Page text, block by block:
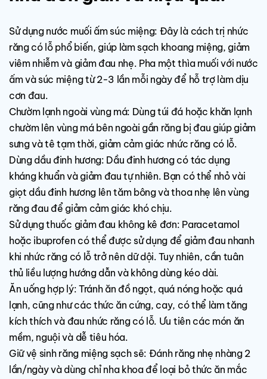
Sử dụng nước muối ấm súc miệng: Đây là cách trị nhức
răng có lỗ phổ biến, giúp làm sạch khoang miệng, giảm
viêm nhiễm và giảm đau nhẹ. Pha một thìa muối với nước
ấm và súc miệng từ 2-3 lần mỗi ngày để hỗ trợ làm dịu
cơn đau.
Chườm lạnh ngoài vùng má: Dùng túi đá hoặc khăn lạnh
chườm lên vùng má bên ngoài gần răng bị đau giúp giảm
sưng và tê tạm thời, giảm cảm giác nhức răng có lỗ.
Dùng dầu đinh hương: Dầu đinh hương có tác dụng
kháng khuẩn và giảm đau tự nhiên. Bạn có thể nhỏ vài
giọt dầu đinh hương lên tăm bông và thoa nhẹ lên vùng
răng đau để giảm cảm giác khó chịu.
Sử dụng thuốc giảm đau không kê đơn: Paracetamol
hoặc ibuprofen có thể được sử dụng để giảm đau nhanh
khi nhức răng có lỗ trở nên dữ dội. Tuy nhiên, cần tuân
thủ liều lượng hướng dẫn và không dùng kéo dài.
Ăn uống hợp lý: Tránh ăn đồ ngọt, quá nóng hoặc quá
lạnh, cũng như các thức ăn cứng, cay, có thể làm tăng
kích thích và đau nhức răng có lỗ. Ưu tiên các món ăn
mềm, nguội và dễ tiêu hóa.
Giữ vệ sinh răng miệng sạch sẽ: Đánh răng nhẹ nhàng 2
lần/ngày và dùng chỉ nha khoa để loại bỏ thức ăn mắc